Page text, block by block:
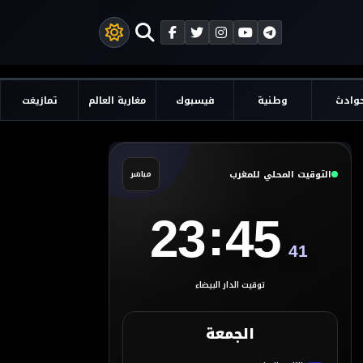
وطنية فيسبوك مغاربة العالم تمازيغت
التوقيت المحلي للمغرب مباشر
23:45 42
توقيت الدار البيضاء
الجمعة